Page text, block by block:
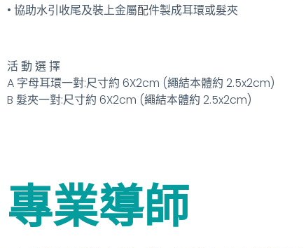
• 協助水引收尾及裝上金屬配件製成耳環或髮夾
活 動 選 擇
A 字母耳環一對:尺寸約 6X2cm (繩結本體約 2.5x2cm)
B 髮夾一對:尺寸約 6X2cm (繩結本體約 2.5x2cm)
專業導師